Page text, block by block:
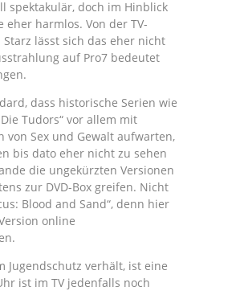
spektakulär, doch im Hinblick
eher harmlos. Von der TV-
Starz lässt sich das eher nicht
auf Pro7 bedeutet
dass historische Serien wie
Tudors“ vor allem mit
von Sex und Gewalt aufwarten,
bis dato eher nicht zu sehen
die ungekürzten Versionen
zur DVD-Box greifen. Nicht
Blood and Sand“, denn hier
online
Jugendschutz verhält, ist eine
ist im TV jedenfalls noch